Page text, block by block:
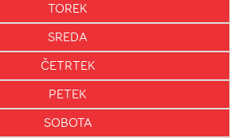
TOREK
SREDA
ČETRTEK
PETEK
SOBOTA